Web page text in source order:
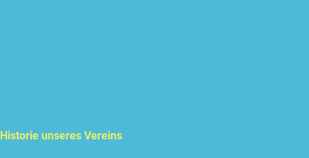
Historie unseres Vereins